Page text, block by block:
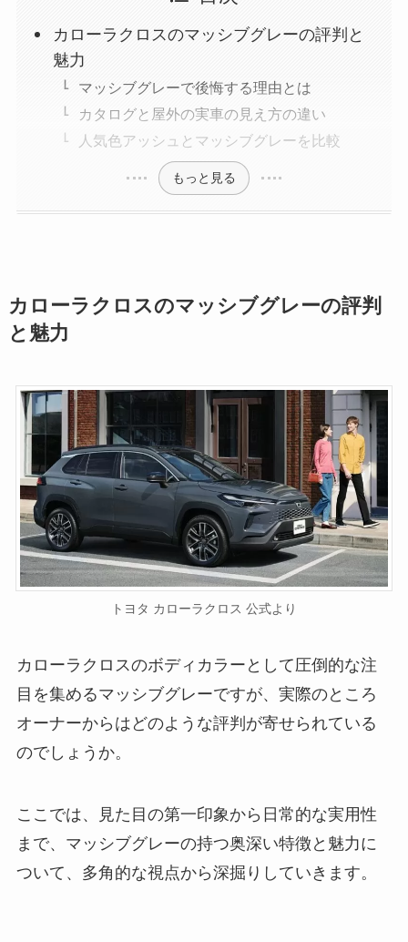
カローラクロスのマッシブグレーの評判と
魅力
マッシブグレーで後悔する理由とは
カタログと屋外の実車の見え方の違い
人気色アッシュとマッシブグレーを比較
もっと見る
カローラクロスのマッシブグレーの評判
と魅力
トヨタ カローラクロス 公式より
カローラクロスのボディカラーとして圧倒的な注
目を集めるマッシブグレーですが、実際のところ
オーナーからはどのような評判が寄せられている
のでしょうか。
ここでは、見た目の第一印象から日常的な実用性
まで、マッシブグレーの持つ奥深い特徴と魅力に
ついて、多角的な視点から深掘りしていきます。